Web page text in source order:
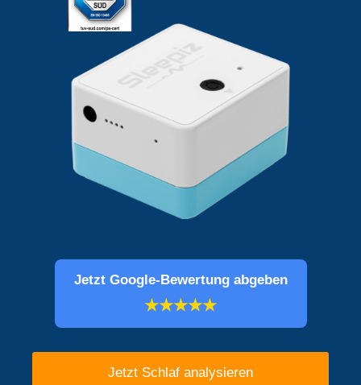
Jetzt Google-Bewertung abgeben
★★★★★
Jetzt Schlaf analysieren